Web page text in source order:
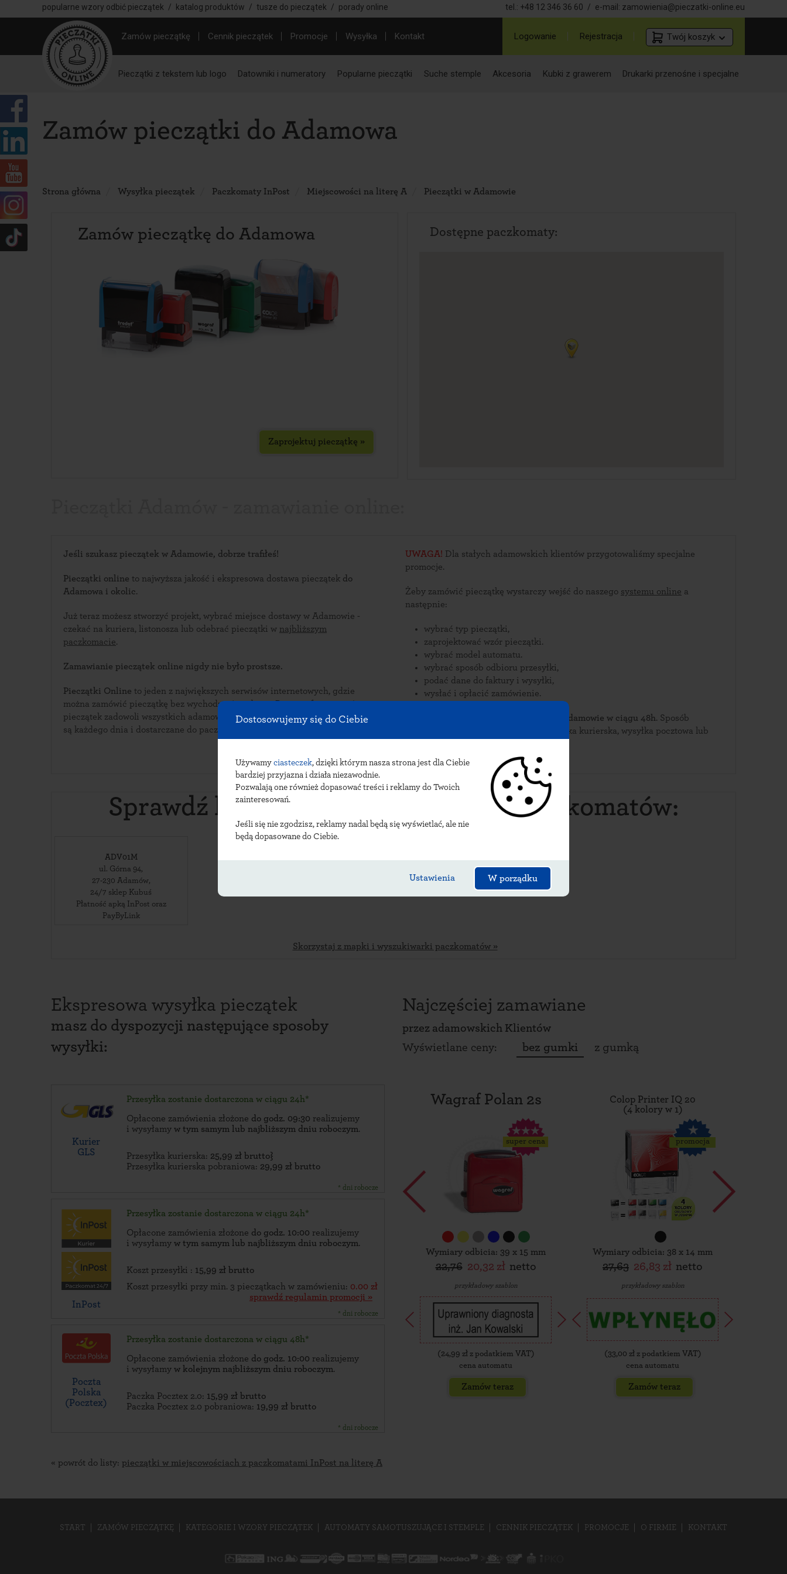
Dostosowujemy się do Ciebie
Używamy ciasteczek, dzięki którym nasza strona jest dla Ciebie
bardziej przyjazna i działa niezawodnie.
Pozwalają one również dopasować treści i reklamy do Twoich
zainteresowań.
Jeśli się nie zgodzisz, reklamy nadal będą się wyświetlać, ale nie
będą dopasowane do Ciebie.
Ustawienia W porządku
popularne wzory odbić pieczątek / katalog produktów / tusze do pieczątek / porady online tel.: +48 12 346 36 60 / e-mail: zamowienia@pieczatki-online.eu
Logowanie Rejestracja Twój koszyk
Zamów pieczątkę Cennik pieczątek Promocje Wysyłka Kontakt
Pieczątki z tekstem lub logo Datowniki i numeratory Popularne pieczątki Suche stemple Akcesoria Kubki z grawerem Drukarki przenośne i specjalne
Zamów pieczątki do Adamowa
Strona główna Wysyłka pieczątek Paczkomaty InPost Miejscowości na literę A Pieczątki w Adamowie
Zamów pieczątkę do Adamowa
Zaprojektuj pieczątkę »
Dostępne paczkomaty:
Jeśli szukasz pieczątek w Adamowie, dobrze trafiłeś!
Pieczątki online to najwyższa jakość i ekspresowa dostawa pieczątek do
Adamowa i okolic.
Już teraz możesz stworzyć projekt, wybrać miejsce dostawy w Adamowie -
czekać na kuriera, listonosza lub odebrać pieczątki w najbliższym
paczkomacie.
Zamawianie pieczątek online nigdy nie było prostsze.
Pieczątki Online to jeden z największych serwisów internetowych, gdzie
można zamówić pieczątkę bez wychodzenia z domu. Bogata oferta wzorów
pieczątek zadowoli wszystkich adamowskich klientów. Pieczątki wykonywane
są każdego dnia i dostarczane do paczkomatów w Adamowie.
UWAGA! Dla stałych adamowskich klientów przygotowaliśmy specjalne
promocje.
Żeby zamówić pieczątkę wystarczy wejść do naszego systemu online a
następnie:
wybrać typ pieczątki,
zaprojektować wzór pieczątki.
wybrać model automatu.
wybrać sposób odbioru przesyłki,
podać dane do faktury i wysyłki,
wysłać i opłacić zamówienie.
Zamów pieczątki online i odbierz je w Adamowie w ciągu 48h. Sposób
dostawy pieczątek do Adamowa: przesyłka kurierska, wysyłka pocztowa lub
Sprawdź lokalizacje adamowskich paczkomatów:
ADV01M
ul. Górna 94,
27-230 Adamów,
24/7 sklep Kubuś
Płatność apką InPost oraz
PayByLink
Skorzystaj z mapki i wyszukiwarki paczkomatów »
Ekspresowa wysyłka pieczątek
masz do dyspozycji następujące sposoby
wysyłki:
Kurier
GLS
Przesyłka zostanie dostarczona w ciągu 24h*
Opłacone zamówienia złożone do godz. 09:30 realizujemy
i wysyłamy w tym samym lub najbliższym dniu roboczym.
Przesyłka kurierska: 25,99 zł brutto}
Przesyłka kurierska pobraniowa: 29,99 zł brutto
* dni robocze
InPost
Przesyłka zostanie dostarczona w ciągu 24h*
Opłacone zamówienia złożone do godz. 10:00 realizujemy
i wysyłamy w tym samym lub najbliższym dniu roboczym.
Koszt przesyłki : 15,99 zł brutto
Koszt przesyłki przy min. 3 pieczątkach w zamówieniu: 0.00 zł
sprawdź regulamin promocji »
* dni robocze
Poczta
Polska
(Pocztex)
Przesyłka zostanie dostarczona w ciągu 48h*
Opłacone zamówienia złożone do godz. 10:00 realizujemy
i wysyłamy w kolejnym najbliższym dniu roboczym.
Paczka Pocztex 2.0: 15,99 zł brutto
Paczka Pocztex 2.0 pobraniowa: 19,99 zł brutto
* dni robocze
Najczęściej zamawiane
przez adamowskich Klientów
Wyświetlane ceny:
bez gumki z gumką
Wagraf Polan 2s
super cena
Wymiary odbicia: 39 x 15 mm
22,76 20,32 zł netto
przykładowy szablon
( 24,99 zł z podatkiem VAT)
cena automatu
Zamów teraz
Colop Printer IQ 20
(4 kolory w 1)
promocja
Wymiary odbicia: 38 x 14 mm
27,63 26,83 zł netto
przykładowy szablon
( 33,00 zł z podatkiem VAT)
cena automatu
Zamów teraz
« powrót do listy: pieczątki w miejscowościach z paczkomatami InPost na literę A
START ZAMÓW PIECZĄTKĘ KATEGORIE I WZORY PIECZĄTEK AUTOMATY SAMOTUSZUJĄCE I STEMPLE CENNIK PIECZĄTEK PROMOCJE O FIRMIE KONTAKT